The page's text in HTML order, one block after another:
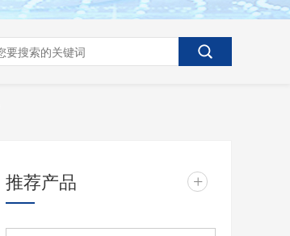
推荐产品 +